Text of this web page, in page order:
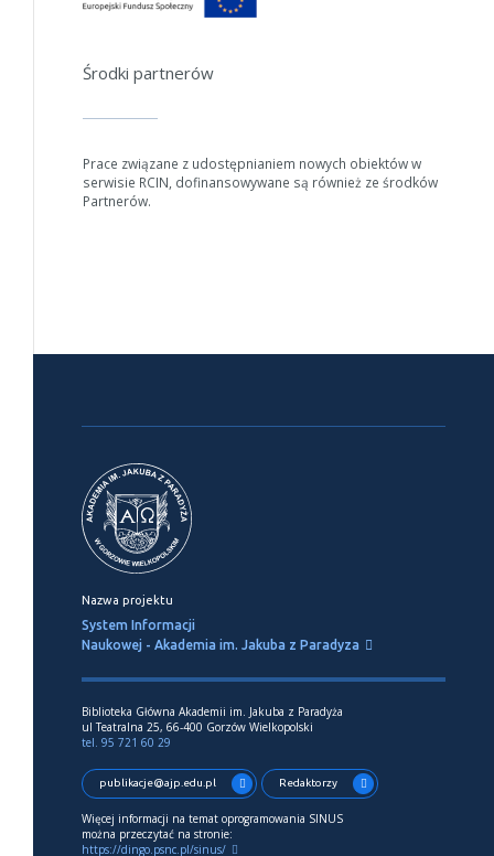
Środki partnerów
Prace związane z udostępnianiem nowych obiektów w
serwisie RCIN, dofinansowywane są również ze środków
Partnerów.
Nazwa projektu
System Informacji
Naukowej - Akademia im. Jakuba z Paradyza
Biblioteka Główna Akademii im. Jakuba z Paradyża
ul Teatralna 25, 66-400 Gorzów Wielkopolski
tel. 95 721 60 29
publikacje@ajp.edu.pl Redaktorzy
Więcej informacji na temat oprogramowania SINUS
można przeczytać na stronie:
https://dingo.psnc.pl/sinus/